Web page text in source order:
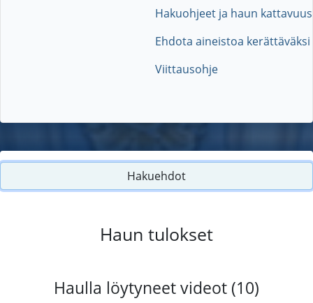
Hakuohjeet ja haun kattavuus
Ehdota aineistoa kerättäväksi
Viittausohje
Hakuehdot
Haun tulokset
Haulla löytyneet videot (10)